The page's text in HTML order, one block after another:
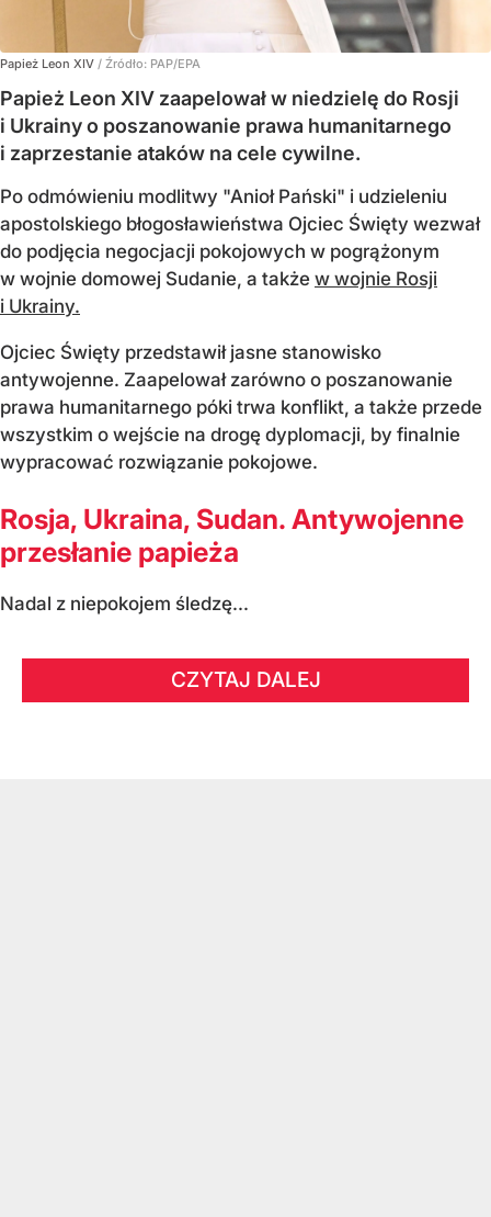
Papież Leon XIV / Źródło: PAP/EPA
Papież Leon XIV zaapelował w niedzielę do Rosji
i Ukrainy o poszanowanie prawa humanitarnego
i zaprzestanie ataków na cele cywilne.
Po odmówieniu modlitwy "Anioł Pański" i udzieleniu
apostolskiego błogosławieństwa Ojciec Święty wezwał
do podjęcia negocjacji pokojowych w pogrążonym
w wojnie domowej Sudanie, a także w wojnie Rosji
i Ukrainy.
Ojciec Święty przedstawił jasne stanowisko
antywojenne. Zaapelował zarówno o poszanowanie
prawa humanitarnego póki trwa konflikt, a także przede
wszystkim o wejście na drogę dyplomacji, by finalnie
wypracować rozwiązanie pokojowe.
Rosja, Ukraina, Sudan. Antywojenne
przesłanie papieża
Nadal z niepokojem śledzę...
CZYTAJ DALEJ